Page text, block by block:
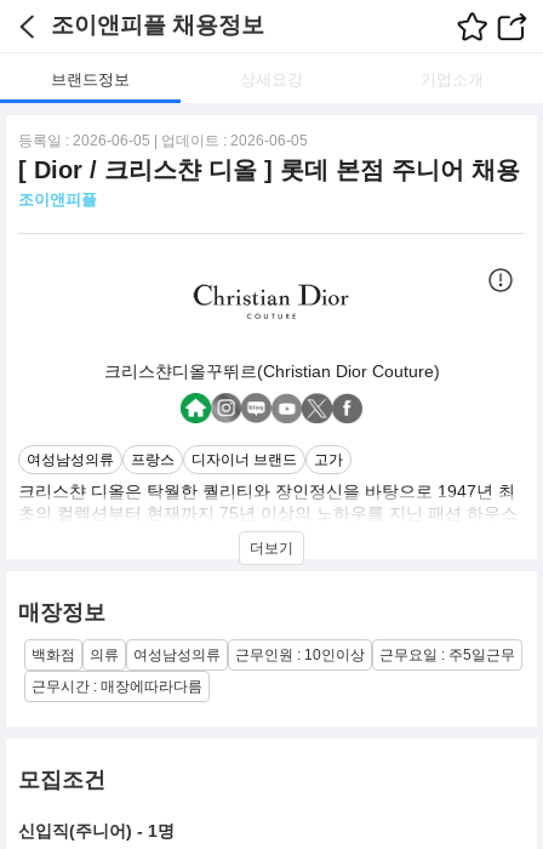
조이앤피플 채용정보
브랜드정보 상세요강 기업소개
등록일 : 2026-06-05 | 업데이트 : 2026-06-05
[ Dior / 크리스챤 디올 ] 롯데 본점 주니어 채용
조이앤피플
크리스챤디올꾸뛰르(Christian Dior Couture)
여성남성의류 프랑스 디자이너 브랜드 고가
크리스챤 디올은 탁월한 퀄리티와 장인정신을 바탕으로 1947년 최
초의 컬렉션부터 현재까지 75년 이상의 노하우를 지닌 패션 하우스
오늘날 프랑스 꾸뛰르 하우스를 대표하는 브랜드인 크리스챤 디올
정착시키는 것으로 오뜨 꾸뛰르의 정수를 실현하며 지금도 그 영향
력을 더욱 확대해 나가고 있습니다.
더보기
매장정보
백화점 의류 여성남성의류 근무인원 : 10인이상
근무요일 : 주5일근무
근무시간 : 매장에따라다름
모집조건
신입직(주니어) - 1명